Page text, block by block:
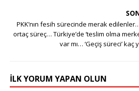
PKK’nın fesih sürecinde merak
ortaç süreç… Türkiye’de ‘teslim olma
var mı… ‘Geçiş süreci’ kaç
İLK YORUM YAPAN OLUN